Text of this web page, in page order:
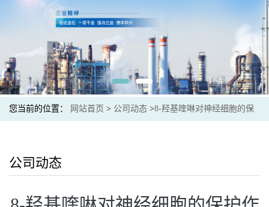
您当前的位置： 网站首页 > 公司动态 >8-羟基喹啉对神经细胞的保
公司动态